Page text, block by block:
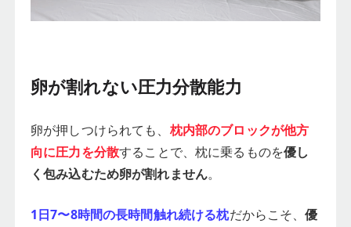
卵が割れない圧力分散能力
卵が押しつけられても、 枕内部のブロックが他方
向に圧力を分散することで、枕に乗るものを優し
く包み込むため卵が割れません。
1日7〜8時間の長時間触れ続ける枕だからこそ、優